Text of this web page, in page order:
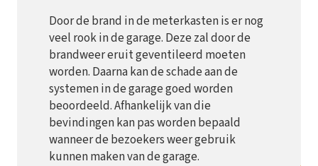
Door de brand in de meterkasten is er nog
veel rook in de garage. Deze zal door de
brandweer eruit geventileerd moeten
worden. Daarna kan de schade aan de
systemen in de garage goed worden
beoordeeld. Afhankelijk van die
bevindingen kan pas worden bepaald
wanneer de bezoekers weer gebruik
kunnen maken van de garage.